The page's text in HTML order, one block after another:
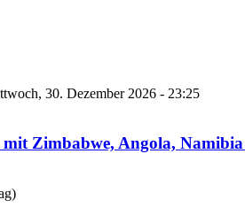
30. Dezember 2026 - 23:25
Zimbabwe, Angola,